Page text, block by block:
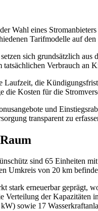
Wahl eines
Tarifmodelle auf
sich grundsätzlich
tatsächlichen Verbrauch an
Laufzeit, die
die Kosten für die
und
transparent zu
sind 65 Einheiten
Umkreis von 20 km
stark erneuerbar geprägt,
Verteilung der Kapazitäten
sowie 17